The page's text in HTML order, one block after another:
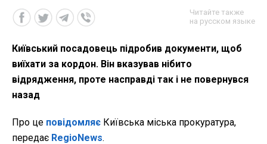
Читайте также
на русском языке
Київський посадовець підробив документи, щоб
виїхати за кордон. Він вказував нібито
відрядження, проте насправді так і не повернувся
назад
Про це повідомляє Київська міська прокуратура,
передає RegioNews.